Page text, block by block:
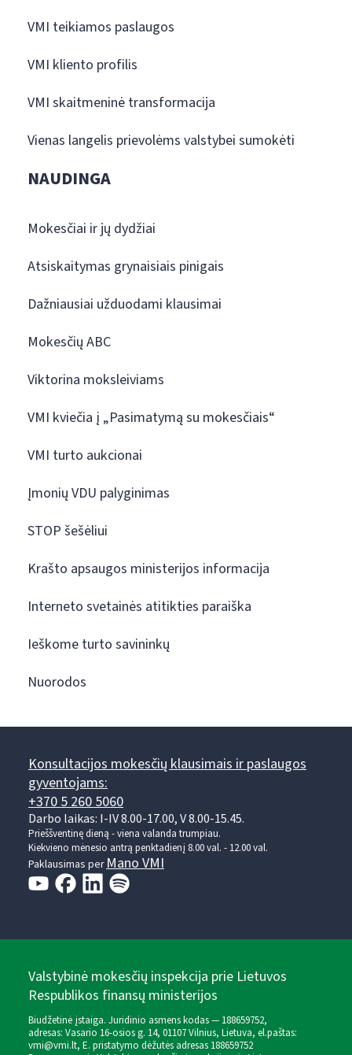
VMI teikiamos paslaugos
VMI kliento profilis
VMI skaitmeninė transformacija
Vienas langelis prievolėms valstybei sumokėti
NAUDINGA
Mokesčiai ir jų dydžiai
Atsiskaitymas grynaisiais pinigais
Dažniausiai užduodami klausimai
Mokesčių ABC
Viktorina moksleiviams
VMI kviečia į „Pasimatymą su mokesčiais“
VMI turto aukcionai
Įmonių VDU palyginimas
STOP šešėliui
Krašto apsaugos ministerijos informacija
Interneto svetainės atitikties paraiška
Ieškome turto savininkų
Nuorodos
Konsultacijos mokesčių klausimais ir paslaugos
gyventojams:
+370 5 260 5060
Darbo laikas: I-IV 8.00-17.00, V 8.00-15.45.
Prieššventinę dieną - viena valanda trumpiau.
Kiekvieno mėnesio antrą penktadienį 8.00 val. - 12.00 val.
Paklausimas perMano VMI
Valstybinė mokesčių inspekcija prie Lietuvos
Respublikos finansų ministerijos
Biudžetinė įstaiga. Juridinio asmens kodas — 188659752,
adresas: Vasario 16-osios g. 14, 01107 Vilnius, Lietuva, el.paštas:
vmi@vmi.lt, E. pristatymo dėžutės adresas 188659752